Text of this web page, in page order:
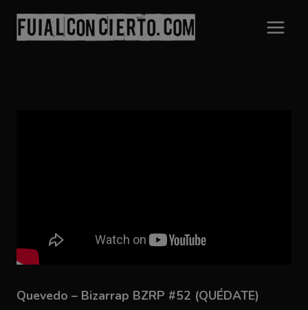
contenido
Quevedo – Bizarrap BZRP #52 (QUÉDATE)